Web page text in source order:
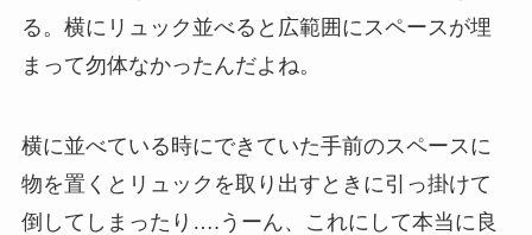
る。横にリュック並べると広範囲にスペースが埋
まって勿体なかったんだよね。
横に並べている時にできていた手前のスペースに
物を置くとリュックを取り出すときに引っ掛けて
倒してしまったり….うーん、これにして本当に良